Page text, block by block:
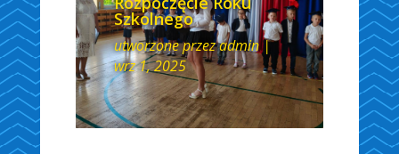
Szkolnego
utworzone przezadmin|
wrz 1, 2025